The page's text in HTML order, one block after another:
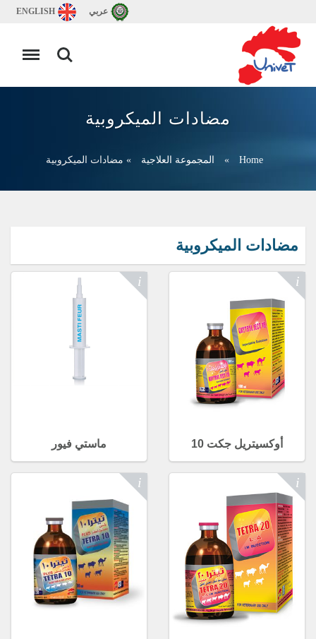
ENGLISH عربي
مضادات الميكروبية
Home
» المجموعة العلاجية » مضادات الميكروبية
مضادات الميكروبية
ماستي فيور أوكسيتريل جكت 10